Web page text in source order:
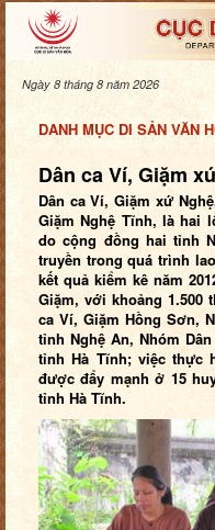
Ngày 8 tháng 8 năm 2026
DANH MỤC DI SẢN VĂN
Dân ca Ví, Giặm
Dân ca Ví, Giặm xứ
Giặm Nghệ Tĩnh, là hai
do cộng đồng hai tỉnh
truyền trong quá trình
kết quả kiểm kê năm
Giặm, với khoảng 1.500
ca Ví, Giặm Hồng Sơn,
tỉnh Nghệ An, Nhóm
tỉnh Hà Tĩnh; việc thực
được đẩy mạnh ở 15
tỉnh Hà Tĩnh.